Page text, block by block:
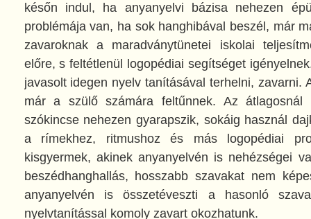
későn indul, ha anyanyelvi bázisa nehezen
problémája van, ha sok hanghibával beszél, már
zavaroknak a maradványtünetei iskolai
előre, s feltétlenül logopédiai segítséget
javasolt idegen nyelv tanításával terhelni, zavarni.
már a szülő számára feltűnnek. Az átlagosnál
szókincse nehezen gyarapszik, sokáig használ
a rímekhez, ritmushoz és más logopédiai
kisgyermek, akinek anyanyelvén is nehézségei
beszédhanghallás, hosszabb szavakat nem
anyanyelvén is összetéveszti a hasonló
nyelvtanítással komoly zavart okozhatunk.